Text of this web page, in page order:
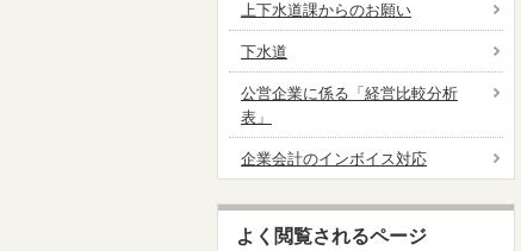
上下水道課からのお願い
下水道
公営企業に係る「経営比較分析
表」
企業会計のインボイス対応
よく閲覧されるページ